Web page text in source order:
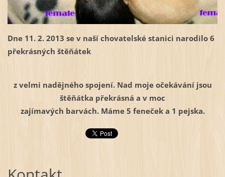
Dne 11. 2. 2013 se v naší chovatelské stanici narodilo 6
překrásných štěňátek
z velmi nadějného spojení. Nad moje očekávání jsou
štěňátka překrásná a v moc
zajímavých barvách. Máme 5 feneček a 1 pejska.